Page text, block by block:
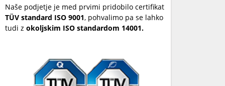
Naše podjetje je med prvimi pridobilo certifikat
TÜV standard ISO 9001, pohvalimo pa se lahko
tudi z okoljskim ISO standardom 14001.